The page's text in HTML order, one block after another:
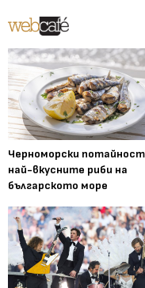
Черноморски
най-вкусните риби на
българското море